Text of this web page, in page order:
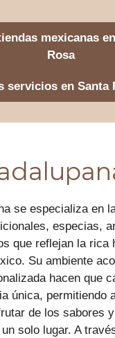
mexicanas
Rosa
servicios en Santa
se especializa en
especias,
que reflejan la rica
Su ambiente
hacen que
única, permitiendo
de los sabores
solo lugar. A